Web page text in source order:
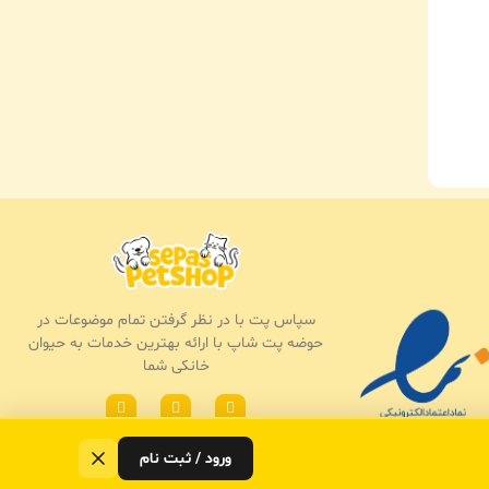
سپاس پت با در نظر گرفتن تمام موضوعات در
حوضه پت شاپ با ارائه بهترین خدمات به حیوان
خانکی شما
ورود / ثبت نام